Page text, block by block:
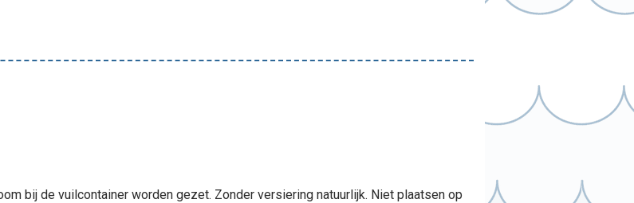
bij de vuilcontainer worden gezet. Zonder versiering natuurlijk. Niet plaatsen op